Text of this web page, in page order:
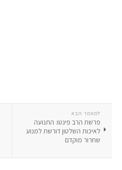
למאמר הבא
פרשת הרב פינטו: התנועה
לאיכות השלטון דורשת למנוע
שחרור מוקדם